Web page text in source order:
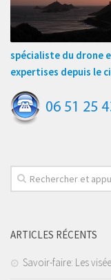
spécialiste du drone
expertises depuis le
ARTICLES RÉCENTS
Savoir-faire: Les